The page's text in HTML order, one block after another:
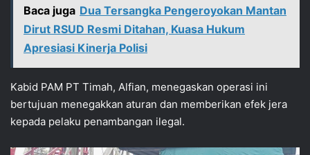
Baca juga Dua Tersangka Pengeroyokan Mantan
Dirut RSUD Resmi Ditahan, Kuasa Hukum
Apresiasi Kinerja Polisi
Kabid PAM PT Timah, Alfian, menegaskan operasi ini
bertujuan menegakkan aturan dan memberikan efek jera
kepada pelaku penambangan ilegal.